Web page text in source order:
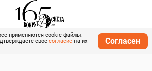
применяются cookie-файлы.
свое согласие на их
Согласен